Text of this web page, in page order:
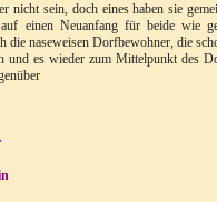
nicht sein, doch eines haben sie
einen Neuanfang für beide wie
die naseweisen Dorfbewohner, die
und es wieder zum Mittelpunkt des